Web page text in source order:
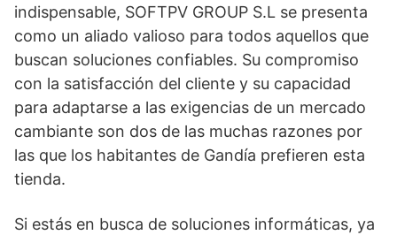
indispensable, SOFTPV GROUP S.L se presenta
como un aliado valioso para todos aquellos que
buscan soluciones confiables. Su compromiso
con la satisfacción del cliente y su capacidad
para adaptarse a las exigencias de un mercado
cambiante son dos de las muchas razones por
las que los habitantes de Gandía prefieren esta
tienda.
Si estás en busca de soluciones informáticas, ya